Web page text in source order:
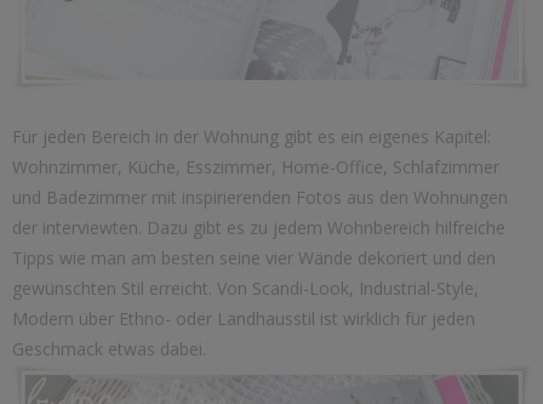
Für jeden Bereich in der Wohnung gibt es ein eigenes Kapitel:
Wohnzimmer, Küche, Esszimmer, Home-Office, Schlafzimmer
und Badezimmer mit inspirierenden Fotos aus den Wohnungen
der interviewten. Dazu gibt es zu jedem Wohnbereich hilfreiche
Tipps wie man am besten seine vier Wände dekoriert und den
gewünschten Stil erreicht. Von Scandi-Look, Industrial-Style,
Modern über Ethno- oder Landhausstil ist wirklich für jeden
Geschmack etwas dabei.